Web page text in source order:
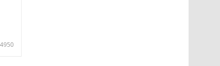
4950